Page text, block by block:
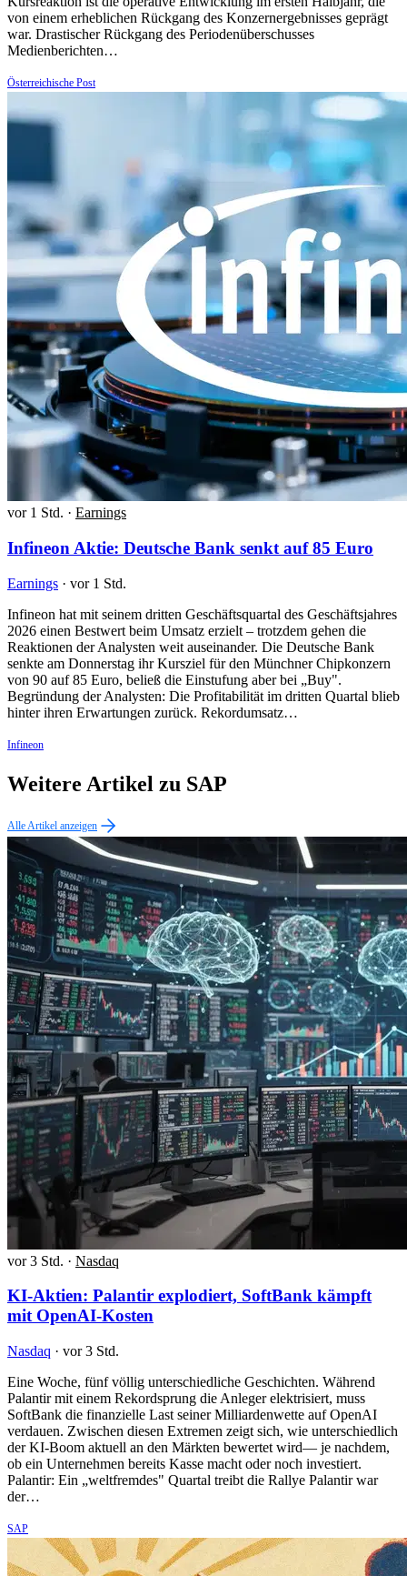
von einem erheblichen Rückgang des Konzernergebnisses geprägt
war. Drastischer Rückgang des Periodenüberschusses
Medienberichten…
Österreichische Post
vor 1 Std. · Earnings
Infineon Aktie: Deutsche Bank senkt auf 85 Euro
Earnings · vor 1 Std.
Infineon hat mit seinem dritten Geschäftsquartal des Geschäftsjahres
2026 einen Bestwert beim Umsatz erzielt – trotzdem gehen die
Reaktionen der Analysten weit auseinander. Die Deutsche Bank
senkte am Donnerstag ihr Kursziel für den Münchner Chipkonzern
von 90 auf 85 Euro, beließ die Einstufung aber bei „Buy".
Begründung der Analysten: Die Profitabilität im dritten Quartal blieb
hinter ihren Erwartungen zurück. Rekordumsatz…
Infineon
Weitere Artikel zu SAP
Alle Artikel anzeigen
vor 3 Std. · Nasdaq
KI-Aktien: Palantir explodiert, SoftBank kämpft
mit OpenAI-Kosten
Nasdaq · vor 3 Std.
Eine Woche, fünf völlig unterschiedliche Geschichten. Während
Palantir mit einem Rekordsprung die Anleger elektrisiert, muss
SoftBank die finanzielle Last seiner Milliardenwette auf OpenAI
verdauen. Zwischen diesen Extremen zeigt sich, wie unterschiedlich
der KI-Boom aktuell an den Märkten bewertet wird— je nachdem,
ob ein Unternehmen bereits Kasse macht oder noch investiert.
Palantir: Ein „weltfremdes" Quartal treibt die Rallye Palantir war
der…
SAP